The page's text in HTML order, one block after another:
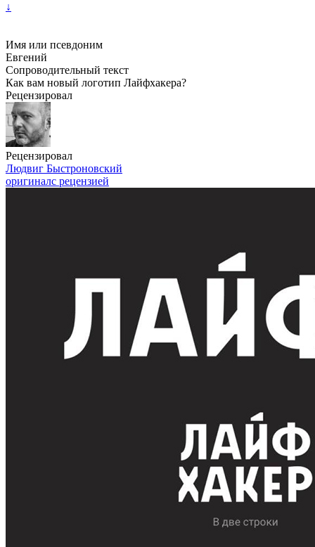
↓
Имя или псевдоним
Евгений
Сопроводительный текст
Как вам новый логотип Лайфхакера?
Рецензировал
Рецензировал
Людвиг Быстроновский
оригиналс рецензией